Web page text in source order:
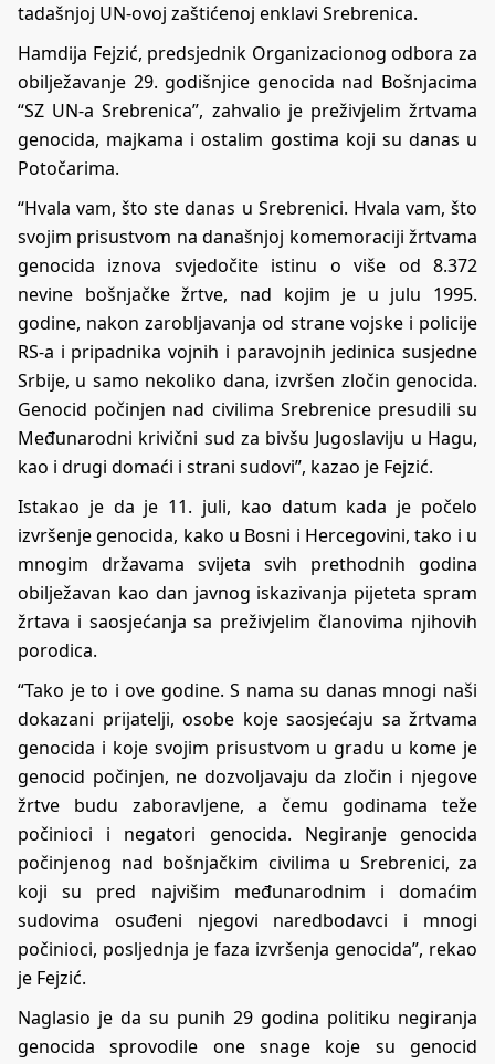
tadašnjoj UN-ovoj zaštićenoj enklavi Srebrenica.
Hamdija Fejzić, predsjednik Organizacionog odbora za
obilježavanje 29. godišnjice genocida nad Bošnjacima
“SZ UN-a Srebrenica”, zahvalio je preživjelim žrtvama
genocida, majkama i ostalim gostima koji su danas u
Potočarima.
“Hvala vam, što ste danas u Srebrenici. Hvala vam, što
svojim prisustvom na današnjoj komemoraciji žrtvama
genocida iznova svjedočite istinu o više od 8.372
nevine bošnjačke žrtve, nad kojim je u julu 1995.
godine, nakon zarobljavanja od strane vojske i policije
RS-a i pripadnika vojnih i paravojnih jedinica susjedne
Srbije, u samo nekoliko dana, izvršen zločin genocida.
Genocid počinjen nad civilima Srebrenice presudili su
Međunarodni krivični sud za bivšu Jugoslaviju u Hagu,
kao i drugi domaći i strani sudovi”, kazao je Fejzić.
Istakao je da je 11. juli, kao datum kada je počelo
izvršenje genocida, kako u Bosni i Hercegovini, tako i u
mnogim državama svijeta svih prethodnih godina
obilježavan kao dan javnog iskazivanja pijeteta spram
žrtava i saosjećanja sa preživjelim članovima njihovih
porodica.
“Tako je to i ove godine. S nama su danas mnogi naši
dokazani prijatelji, osobe koje saosjećaju sa žrtvama
genocida i koje svojim prisustvom u gradu u kome je
genocid počinjen, ne dozvoljavaju da zločin i njegove
žrtve budu zaboravljene, a čemu godinama teže
počinioci i negatori genocida. Negiranje genocida
počinjenog nad bošnjačkim civilima u Srebrenici, za
koji su pred najvišim međunarodnim i domaćim
sudovima osuđeni njegovi naredbodavci i mnogi
počinioci, posljednja je faza izvršenja genocida”, rekao
je Fejzić.
Naglasio je da su punih 29 godina politiku negiranja
genocida sprovodile one snage koje su genocid